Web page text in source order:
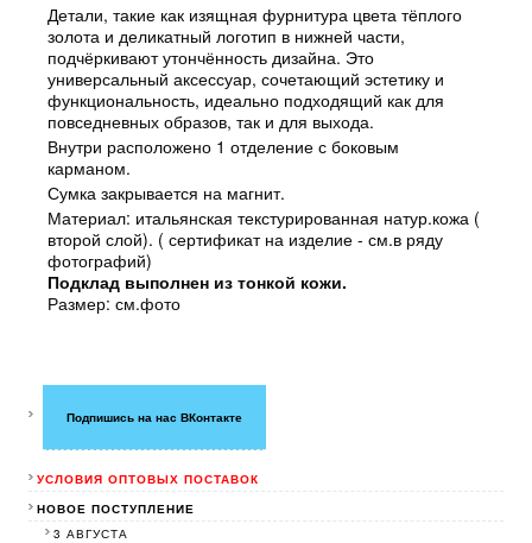
Детали, такие как изящная фурнитура цвета тёплого
золота и деликатный логотип в нижней части,
подчёркивают утончённость дизайна. Это
универсальный аксессуар, сочетающий эстетику и
функциональность, идеально подходящий как для
повседневных образов, так и для выхода.
Внутри расположено 1 отделение с боковым
карманом.
Сумка закрывается на магнит.
Материал: итальянская текстурированная натур.кожа (
второй слой). ( сертификат на изделие - см.в ряду
фотографий)
Подклад выполнен из тонкой кожи.
Размер: см.фото
Подпишись на нас ВКонтакте
УСЛОВИЯ ОПТОВЫХ ПОСТАВОК
НОВОЕ ПОСТУПЛЕНИЕ
3 АВГУСТА